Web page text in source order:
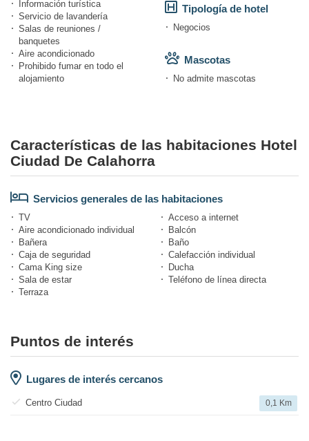
Información turística
Servicio de lavandería
Salas de reuniones /
banquetes
Aire acondicionado
Prohibido fumar en todo el
alojamiento
Tipología de hotel
Negocios
Mascotas
No admite mascotas
Características de las habitaciones Hotel
Ciudad De Calahorra
Servicios generales de las habitaciones
TV
Acceso a internet
Aire acondicionado individual
Balcón
Bañera
Baño
Caja de seguridad
Calefacción individual
Cama King size
Ducha
Sala de estar
Teléfono de línea directa
Terraza
Puntos de interés
Lugares de interés cercanos
Centro Ciudad 0,1 Km